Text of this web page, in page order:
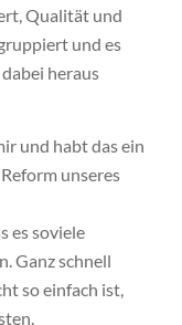
Qualität und
und es
heraus
und habt das ein
unseres
es soviele
Ganz schnell
so einfach ist,